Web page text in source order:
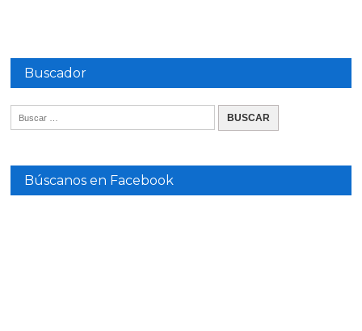
Buscador
Búscanos en Facebook